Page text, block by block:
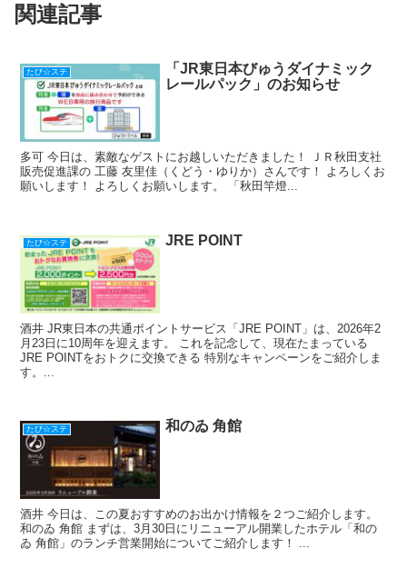
o
k
関連記事
たび☆ステ
「JR東日本びゅうダイナミック
レールパック」のお知らせ
多可 今日は、素敵なゲストにお越しいただきました！ ＪＲ秋田支社
販売促進課の 工藤 友里佳（くどう・ゆりか）さんです！ よろしくお
願いします！ よろしくお願いします。 「秋田竿燈...
たび☆ステ JRE POINT
酒井 JR東日本の共通ポイントサービス「JRE POINT」は、2026年2
月23日に10周年を迎えます。 これを記念して、現在たまっている
JRE POINTをおトクに交換できる 特別なキャンペーンをご紹介しま
す。...
たび☆ステ 和のゐ 角館
酒井 今日は、この夏おすすめのお出かけ情報を２つご紹介します。
和のゐ 角館 まずは、3月30日にリニューアル開業したホテル「和の
ゐ 角館」のランチ営業開始についてご紹介します！ ...